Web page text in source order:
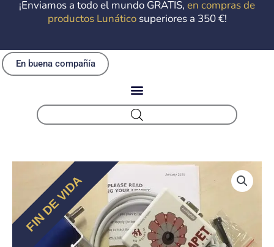
¡Enviamos a todo el mundo GRATIS, en compras de
productos Lunáticosuperiores a 350 €!
En buena compañía
FIN DE VIDA
automático
Seletek
Limpet
cantidad